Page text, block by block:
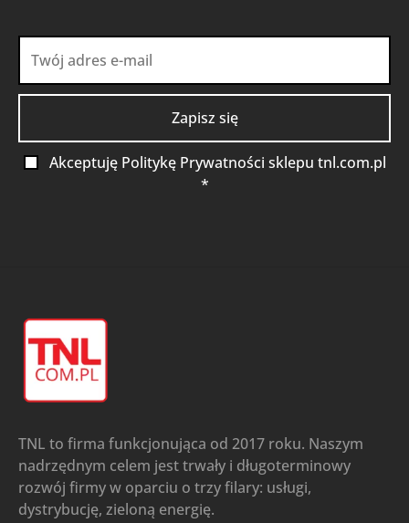
Akceptuję Politykę Prywatności sklepu tnl.com.pl
*
TNL to firma funkcjonująca od 2017 roku. Naszym
nadrzędnym celem jest trwały i długoterminowy
rozwój firmy w oparciu o trzy filary: usługi,
dystrybucję, zieloną energię.